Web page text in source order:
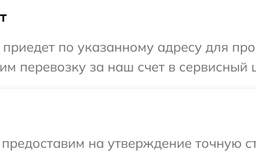
по указанному адресу для
перевозку за наш счет в сервисный
на утверждение точную